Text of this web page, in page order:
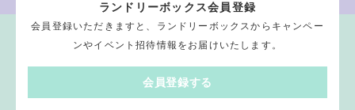
ランドリーボックス会員登録
会員登録いただきますと、ランドリーボックスからキャンペー
ンやイベント招待情報をお届けいたします。
会員登録する